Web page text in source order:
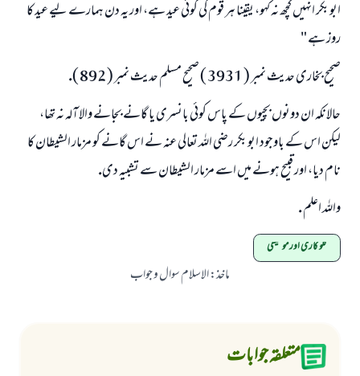
ابو بكر انہيں كچھ نہ كہو، يقينا ہر قوم كى كوئى عيد ہے، اور يہ دن ہمارے ليے عيد كا
روز ہے "
صحيح بخارى حديث نمبر ( 3931 ) صحيح مسلم حديث نمبر ( 892 ).
حالانكہ ان دونوں بچيوں كے پاس كوئى بانسرى يا گانے بجانے والا آلہ نہ تھا،
ليكن اس كے باوجود ابو بكر رضى اللہ تعالى عنہ نے اس گانے كو مزمار الشيطان كا
نام ديا، اور قبيح ہونے ميں اسے مزمار الشيطان سے تشبيہ دى.
واللہ اعلم .
گلو کاری اور موسیقی
ماخذ:الاسلام سوال و جواب
متعلقہ جوابات